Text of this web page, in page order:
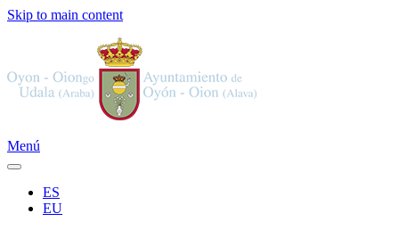
Skip to main content
Menú
ES
EU